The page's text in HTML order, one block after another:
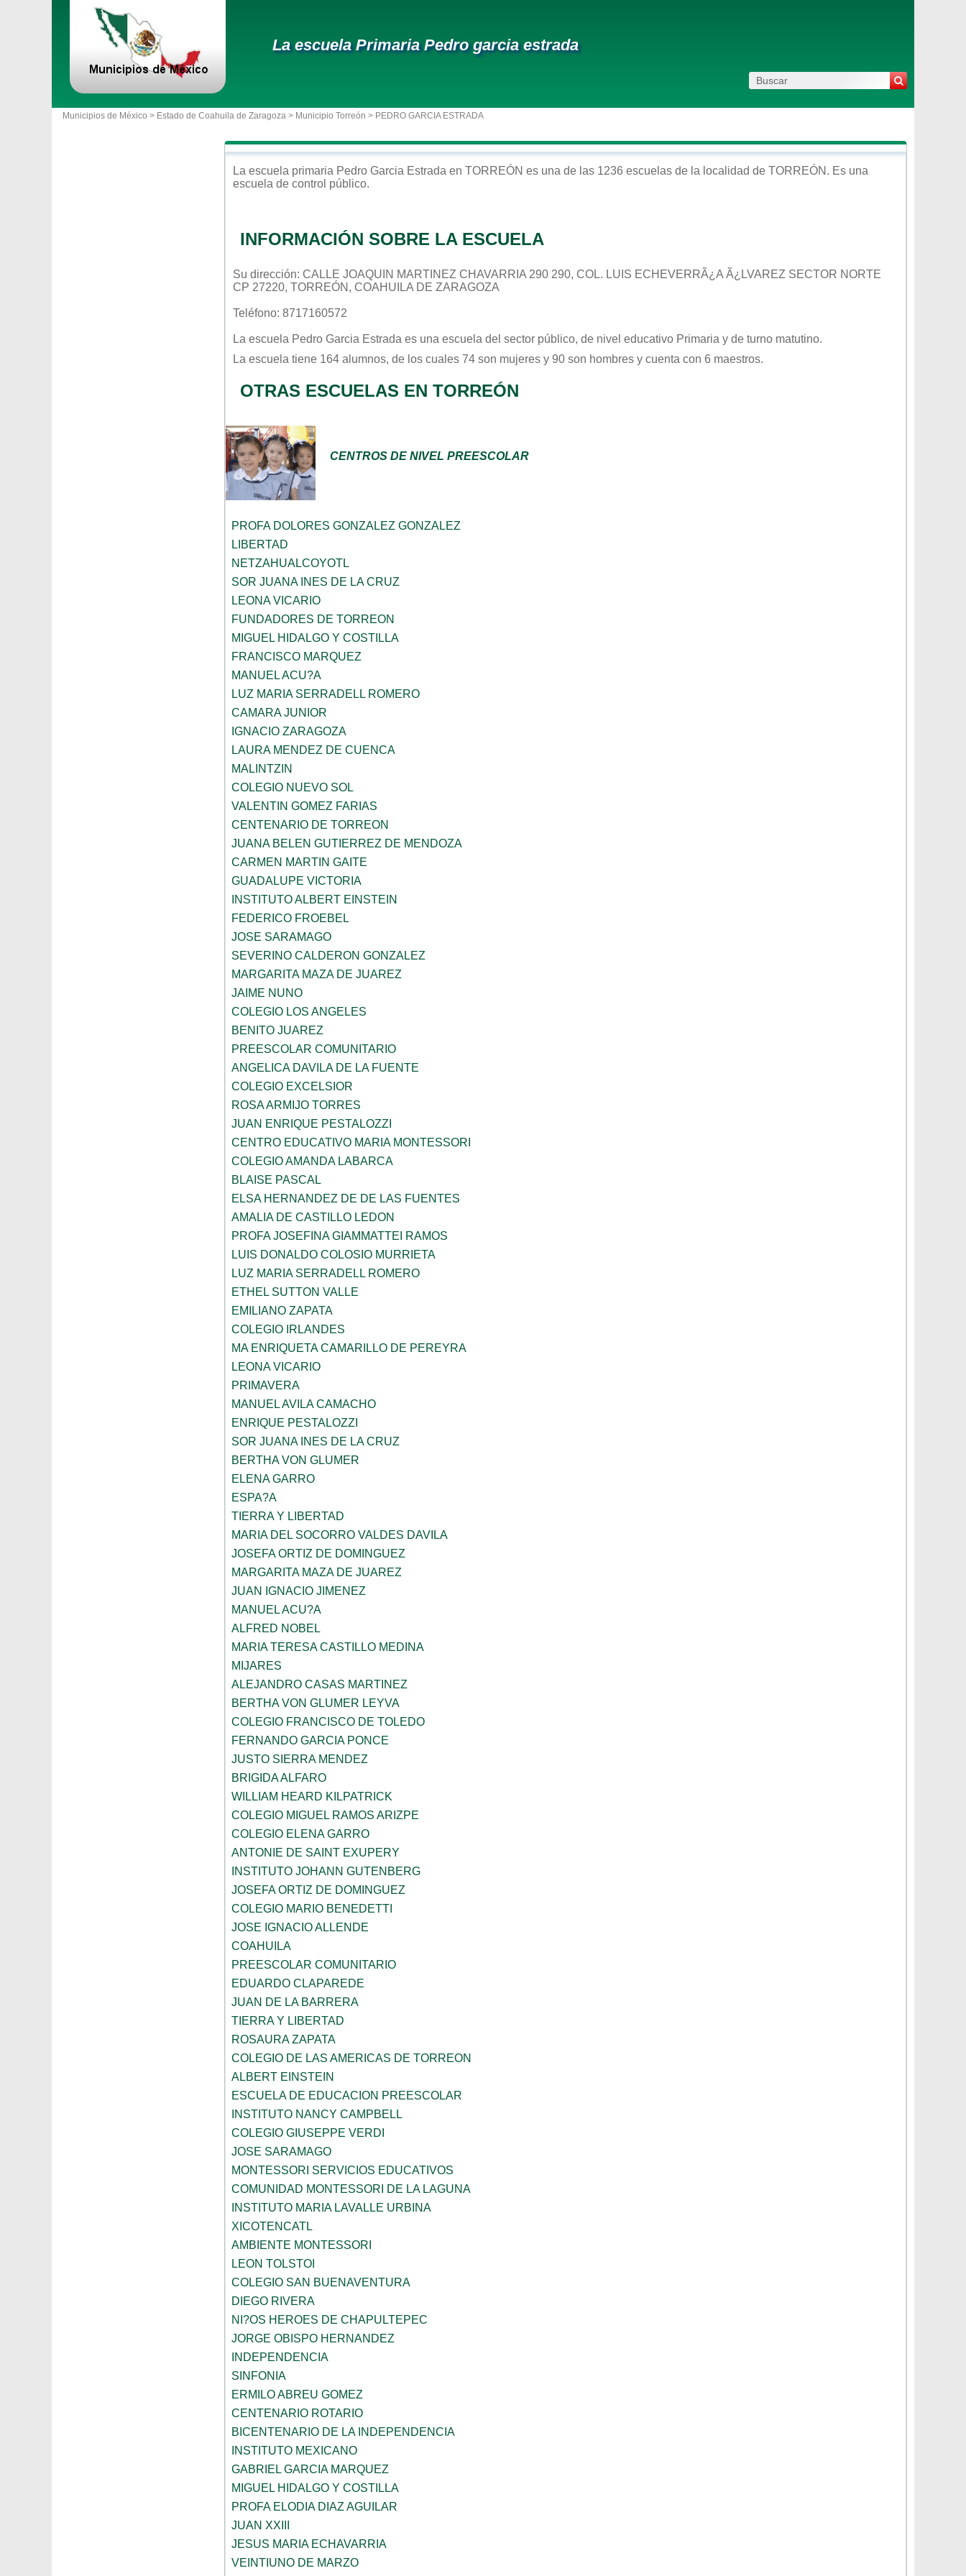
La escuela Primaria Pedro garcia estrada
Municipios de México > Estado de Coahuila de Zaragoza > Municipio Torreón > PEDRO GARCIA ESTRADA
La escuela primaria Pedro Garcia Estrada en TORREÓN es una de las 1236 escuelas de la localidad de TORREÓN . Es una
escuela de control público.
INFORMACIÓN SOBRE LA ESCUELA
Su dirección: CALLE JOAQUIN MARTINEZ CHAVARRIA 290 290, COL. LUIS ECHEVERRÃ¿A Ã¿LVAREZ SECTOR NORTE
CP 27220, TORREÓN, COAHUILA DE ZARAGOZA
Teléfono: 8717160572
La escuela Pedro Garcia Estrada es una escuela del sector público, de nivel educativo Primaria y de turno matutino.
La escuela tiene 164 alumnos, de los cuales 74 son mujeres y 90 son hombres y cuenta con 6 maestros.
OTRAS ESCUELAS EN TORREÓN
CENTROS DE NIVEL PREESCOLAR
PROFA DOLORES GONZALEZ GONZALEZ
LIBERTAD
NETZAHUALCOYOTL
SOR JUANA INES DE LA CRUZ
LEONA VICARIO
FUNDADORES DE TORREON
MIGUEL HIDALGO Y COSTILLA
FRANCISCO MARQUEZ
MANUEL ACU?A
LUZ MARIA SERRADELL ROMERO
CAMARA JUNIOR
IGNACIO ZARAGOZA
LAURA MENDEZ DE CUENCA
MALINTZIN
COLEGIO NUEVO SOL
VALENTIN GOMEZ FARIAS
CENTENARIO DE TORREON
JUANA BELEN GUTIERREZ DE MENDOZA
CARMEN MARTIN GAITE
GUADALUPE VICTORIA
INSTITUTO ALBERT EINSTEIN
FEDERICO FROEBEL
JOSE SARAMAGO
SEVERINO CALDERON GONZALEZ
MARGARITA MAZA DE JUAREZ
JAIME NUNO
COLEGIO LOS ANGELES
BENITO JUAREZ
PREESCOLAR COMUNITARIO
ANGELICA DAVILA DE LA FUENTE
COLEGIO EXCELSIOR
ROSA ARMIJO TORRES
JUAN ENRIQUE PESTALOZZI
CENTRO EDUCATIVO MARIA MONTESSORI
COLEGIO AMANDA LABARCA
BLAISE PASCAL
ELSA HERNANDEZ DE DE LAS FUENTES
AMALIA DE CASTILLO LEDON
PROFA JOSEFINA GIAMMATTEI RAMOS
LUIS DONALDO COLOSIO MURRIETA
LUZ MARIA SERRADELL ROMERO
ETHEL SUTTON VALLE
EMILIANO ZAPATA
COLEGIO IRLANDES
MA ENRIQUETA CAMARILLO DE PEREYRA
LEONA VICARIO
PRIMAVERA
MANUEL AVILA CAMACHO
ENRIQUE PESTALOZZI
SOR JUANA INES DE LA CRUZ
BERTHA VON GLUMER
ELENA GARRO
ESPA?A
TIERRA Y LIBERTAD
MARIA DEL SOCORRO VALDES DAVILA
JOSEFA ORTIZ DE DOMINGUEZ
MARGARITA MAZA DE JUAREZ
JUAN IGNACIO JIMENEZ
MANUEL ACU?A
ALFRED NOBEL
MARIA TERESA CASTILLO MEDINA
MIJARES
ALEJANDRO CASAS MARTINEZ
BERTHA VON GLUMER LEYVA
COLEGIO FRANCISCO DE TOLEDO
FERNANDO GARCIA PONCE
JUSTO SIERRA MENDEZ
BRIGIDA ALFARO
WILLIAM HEARD KILPATRICK
COLEGIO MIGUEL RAMOS ARIZPE
COLEGIO ELENA GARRO
ANTONIE DE SAINT EXUPERY
INSTITUTO JOHANN GUTENBERG
JOSEFA ORTIZ DE DOMINGUEZ
COLEGIO MARIO BENEDETTI
JOSE IGNACIO ALLENDE
COAHUILA
PREESCOLAR COMUNITARIO
EDUARDO CLAPAREDE
JUAN DE LA BARRERA
TIERRA Y LIBERTAD
ROSAURA ZAPATA
COLEGIO DE LAS AMERICAS DE TORREON
ALBERT EINSTEIN
ESCUELA DE EDUCACION PREESCOLAR
INSTITUTO NANCY CAMPBELL
COLEGIO GIUSEPPE VERDI
JOSE SARAMAGO
MONTESSORI SERVICIOS EDUCATIVOS
COMUNIDAD MONTESSORI DE LA LAGUNA
INSTITUTO MARIA LAVALLE URBINA
XICOTENCATL
AMBIENTE MONTESSORI
LEON TOLSTOI
COLEGIO SAN BUENAVENTURA
DIEGO RIVERA
NI?OS HEROES DE CHAPULTEPEC
JORGE OBISPO HERNANDEZ
INDEPENDENCIA
SINFONIA
ERMILO ABREU GOMEZ
CENTENARIO ROTARIO
BICENTENARIO DE LA INDEPENDENCIA
INSTITUTO MEXICANO
GABRIEL GARCIA MARQUEZ
MIGUEL HIDALGO Y COSTILLA
PROFA ELODIA DIAZ AGUILAR
JUAN XXIII
JESUS MARIA ECHAVARRIA
VEINTIUNO DE MARZO